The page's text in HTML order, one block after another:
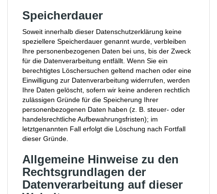
Speicherdauer
Soweit innerhalb dieser Datenschutzerklärung keine
speziellere Speicherdauer genannt wurde, verbleiben
Ihre personenbezogenen Daten bei uns, bis der Zweck
für die Datenverarbeitung entfällt. Wenn Sie ein
berechtigtes Löschersuchen geltend machen oder eine
Einwilligung zur Datenverarbeitung widerrufen, werden
Ihre Daten gelöscht, sofern wir keine anderen rechtlich
zulässigen Gründe für die Speicherung Ihrer
personenbezogenen Daten haben (z. B. steuer- oder
handelsrechtliche Aufbewahrungsfristen); im
letztgenannten Fall erfolgt die Löschung nach Fortfall
dieser Gründe.
Allgemeine Hinweise zu den
Rechtsgrundlagen der
Datenverarbeitung auf dieser